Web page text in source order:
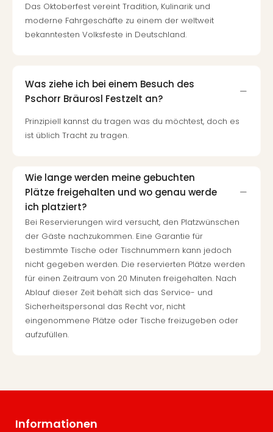
Das Oktoberfest vereint Tradition, Kulinarik und
moderne Fahrgeschäfte zu einem der weltweit
bekanntesten Volksfeste in Deutschland.
Was ziehe ich bei einem Besuch des
Pschorr Bräurosl Festzelt an?
Prinzipiell kannst du tragen was du möchtest, doch es
ist üblich Tracht zu tragen.
Wie lange werden meine gebuchten
Plätze freigehalten und wo genau werde
ich platziert?
Bei Reservierungen wird versucht, den Platzwünschen
der Gäste nachzukommen. Eine Garantie für
bestimmte Tische oder Tischnummern kann jedoch
nicht gegeben werden. Die reservierten Plätze werden
für einen Zeitraum von 20 Minuten freigehalten. Nach
Ablauf dieser Zeit behält sich das Service- und
Sicherheitspersonal das Recht vor, nicht
eingenommene Plätze oder Tische freizugeben oder
aufzufüllen.
Informationen